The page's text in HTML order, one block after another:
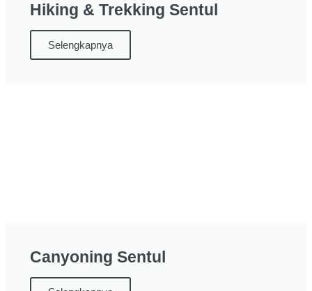
Hiking & Trekking Sentul
Selengkapnya
Canyoning Sentul